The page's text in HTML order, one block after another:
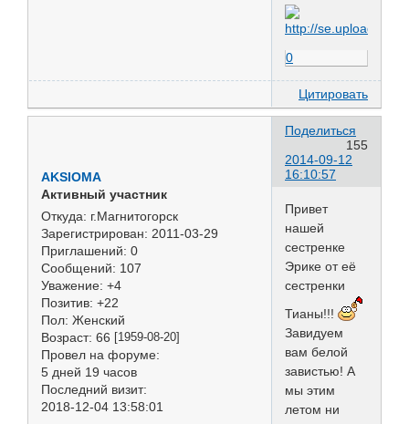
0
Цитировать
Поделиться
155
2014-09-12
16:10:57
AKSIOMA
Активный участник
Откуда: г.Магнитогорск
Зарегистрирован: 2011-03-29
Приглашений: 0
Сообщений: 107
Уважение: +4
Позитив: +22
Пол: Женский
Возраст: 66 [1959-08-20]
Провел на форуме:
5 дней 19 часов
Последний визит:
2018-12-04 13:58:01
Привет
нашей
сестренке
Эрике от её
сестренки
Тианы!!!
Завидуем
вам белой
завистью! А
мы этим
летом ни